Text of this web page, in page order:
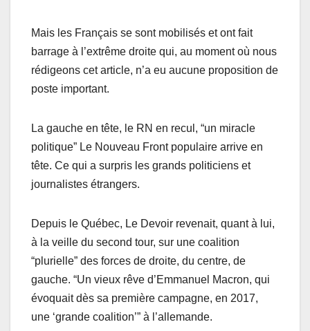
Mais les Français se sont mobilisés et ont fait
barrage à l’extrême droite qui, au moment où nous
rédigeons cet article, n’a eu aucune proposition de
poste important.
La gauche en tête, le RN en recul, “un miracle
politique” Le Nouveau Front populaire arrive en
tête. Ce qui a surpris les grands politiciens et
journalistes étrangers.
Depuis le Québec, Le Devoir revenait, quant à lui,
à la veille du second tour, sur une coalition
“plurielle” des forces de droite, du centre, de
gauche. “Un vieux rêve d’Emmanuel Macron, qui
évoquait dès sa première campagne, en 2017,
une ‘grande coalition’” à l’allemande.